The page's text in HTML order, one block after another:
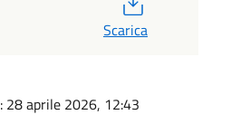
Scarica
: 28 aprile 2026, 12:43